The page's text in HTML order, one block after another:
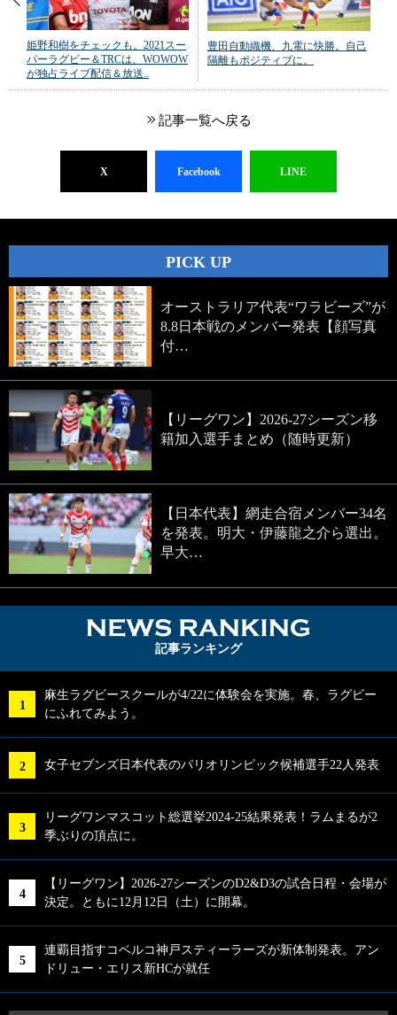
姫野和樹をチェックも。2021スー
パーラグビー＆TRCは、WOWOW
が独占ライブ配信＆放送..
豊田自動織機、九電に快勝。自己
隔離もポジティブに。
記事一覧へ戻る
X Facebook LINE
PICK UP
オーストラリア代表“ワラビーズ”が
8.8日本戦のメンバー発表【顔写真
付…
【リーグワン】2026-27シーズン移
籍加入選手まとめ（随時更新）
【日本代表】網走合宿メンバー34名
を発表。明大・伊藤龍之介ら選出。
早大…
記事ランキング
麻生ラグビースクールが4/22に体験会を実施。春、ラグビー
にふれてみよう。
女子セブンズ日本代表のパリオリンピック候補選手22人発表
リーグワンマスコット総選挙2024-25結果発表！ラムまるが2
季ぶりの頂点に。
【リーグワン】2026-27シーズンのD2&D3の試合日程・会場が
決定。ともに12月12日（土）に開幕。
連覇目指すコベルコ神戸スティーラーズが新体制発表。アン
ドリュー・エリス新HCが就任